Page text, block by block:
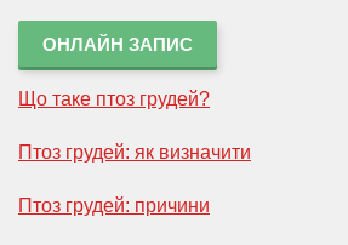
ОНЛАЙН ЗАПИС
Що таке птоз грудей?
Птоз грудей: як визначити
Птоз грудей: причини